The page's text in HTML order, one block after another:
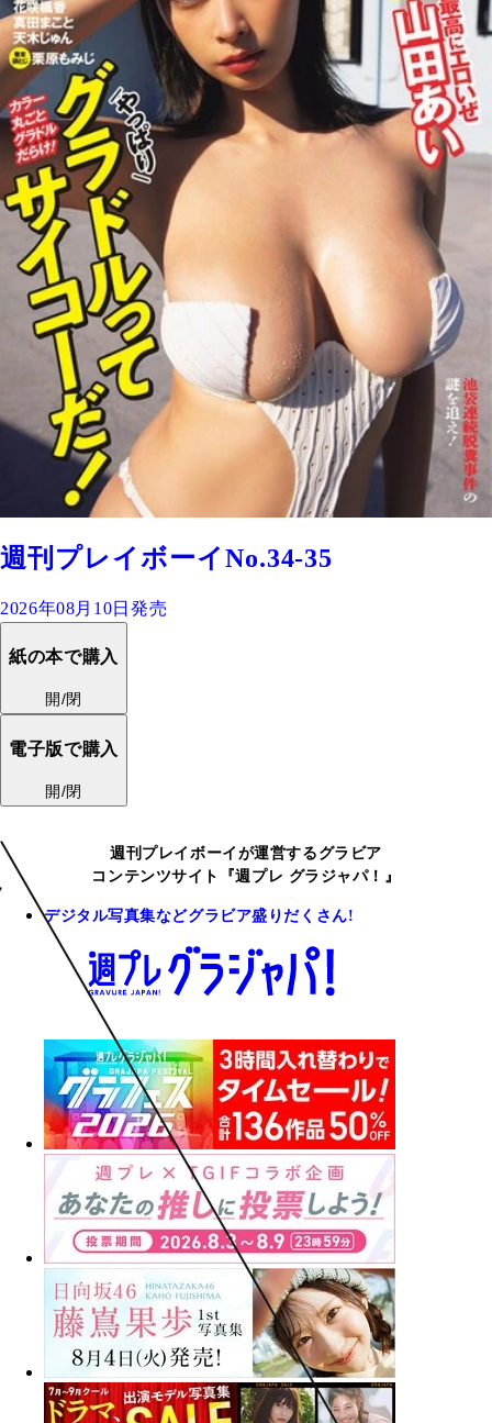
週刊プレイボーイNo.34-35
2026年08月10日発売
紙の本で購入
開/閉
電子版で購入
開/閉
週刊プレイボーイが運営するグラビア
コンテンツサイト『週プレ グラジャパ！』
デジタル写真集などグラビア盛りだくさん!